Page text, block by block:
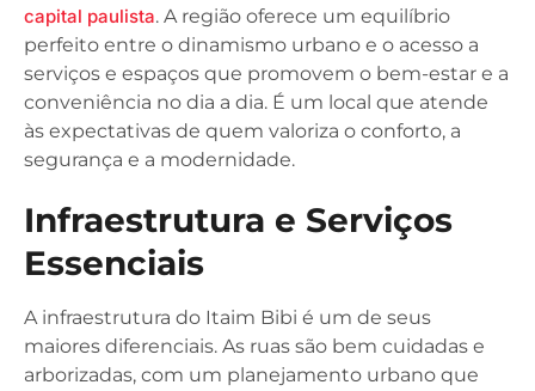
capital paulista. A região oferece um equilíbrio
perfeito entre o dinamismo urbano e o acesso a
serviços e espaços que promovem o bem-estar e a
conveniência no dia a dia. É um local que atende
às expectativas de quem valoriza o conforto, a
segurança e a modernidade.
Infraestrutura e Serviços
Essenciais
A infraestrutura do Itaim Bibi é um de seus
maiores diferenciais. As ruas são bem cuidadas e
arborizadas, com um planejamento urbano que